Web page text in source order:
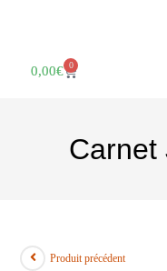
0,00€ 0
Carnet
Produit précédent